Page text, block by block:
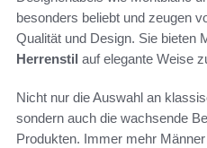
besonders beliebt und zeugen
Qualität und Design. Sie bieten
Herrenstil auf elegante Weise
Nicht nur die Auswahl an
sondern auch die wachsende
Produkten. Immer mehr